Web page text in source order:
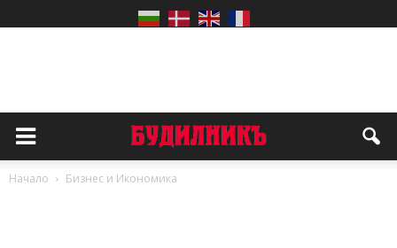
Начало Бизнес и Икономика